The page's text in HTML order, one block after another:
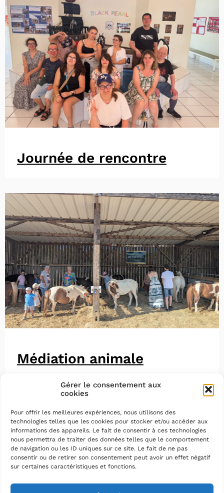
Gérer le consentement aux
cookies
Pour offrir les meilleures expériences, nous utilisons des
technologies telles que les cookies pour stocker et/ou accéder aux
informations des appareils. Le fait de consentir à ces technologies
nous permettra de traiter des données telles que le comportement
de navigation ou les ID uniques sur ce site. Le fait de ne pas
consentir ou de retirer son consentement peut avoir un effet négatif
sur certaines caractéristiques et fonctions.
Journée de rencontre
Médiation animale